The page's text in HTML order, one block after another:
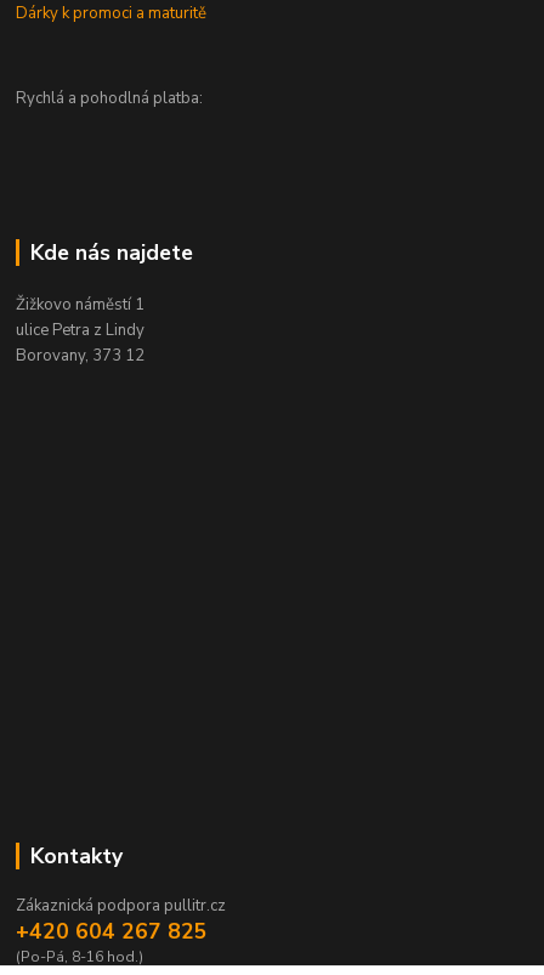
Dárky k promoci a maturitě
Rychlá a pohodlná platba:
Kde nás najdete
Žižkovo náměstí 1
ulice Petra z Lindy
Borovany, 373 12
Kontakty
Zákaznická podpora pullitr.cz
+420 604 267 825
(Po-Pá, 8-16 hod.)